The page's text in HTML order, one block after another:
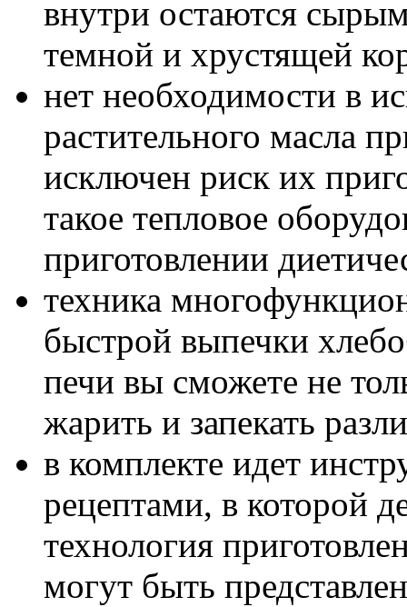
внутри остаются
темной и хрустящей
нет необходимости в
растительного масла
исключен риск их
такое тепловое
приготовлении
техника
быстрой выпечки
печи вы сможете не
жарить и запекать
в комплекте идет
рецептами, в которой
технология
могут быть